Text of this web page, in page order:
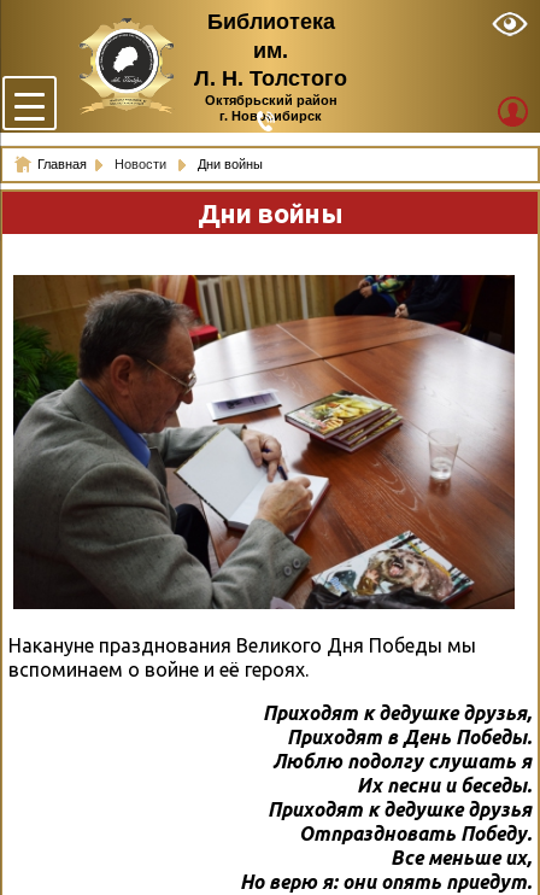
Библиотека
им.
Л. Н. Толстого
Октябрьский район
г. Новосибирск
Главная Новости Дни войны
Дни войны
Накануне празднования Великого Дня Победы мы
вспоминаем о войне и её героях.
Приходят к дедушке друзья,
Приходят в День Победы.
Люблю подолгу слушать я
Их песни и беседы.
Приходят к дедушке друзья
Отпраздновать Победу.
Все меньше их,
Но верю я: они опять приедут.